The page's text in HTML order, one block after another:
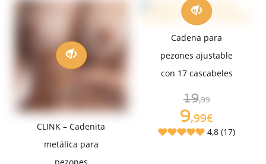
CLINK – Cadenita
metálica para
pezones
Cadena para
pezones ajustable
con 17 cascabeles
19,99
9,99€
4,8 (17)